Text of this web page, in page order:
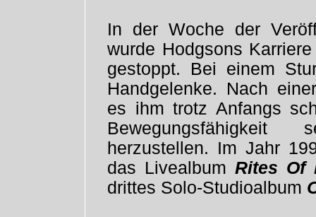
In der Woche der
wurde Hodgsons
gestoppt. Bei einem
Handgelenke. Nach
es ihm trotz Anfangs
Bewegungsfähigkeit
herzustellen. Im Jahr
das LivealbumRites Of
drittes Solo-Studioalbum